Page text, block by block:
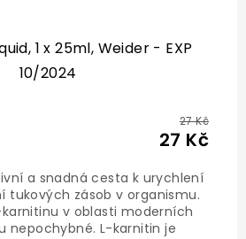
1 x 25ml, Weider - EXP
10/2024
27 Kč
27 Kč
a snadná cesta k urychlení
tukových zásob v organismu.
v oblasti moderních
nepochybné. L-karnitin je